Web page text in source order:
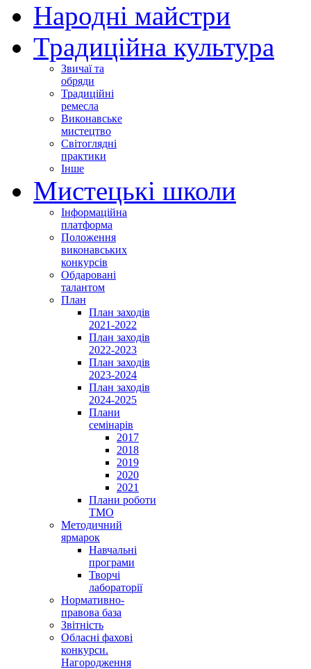
Народні майстри
Традиційна культура
Звичаї та
обряди
Традиційні
ремесла
Виконавське
мистецтво
Світоглядні
практики
Інше
Мистецькі школи
Інформаційна
платформа
Положення
виконавських
конкурсів
Обдаровані
талантом
План
План заходів
2021-2022
План заходів
2022-2023
План заходів
2023-2024
План заходів
2024-2025
Плани
семінарів
2017
2018
2019
2020
2021
Плани роботи
ТМО
Методичний
ярмарок
Навчальні
програми
Творчі
лабораторії
Нормативно-
правова база
Звітність
Обласні фахові
конкурси.
Нагородження